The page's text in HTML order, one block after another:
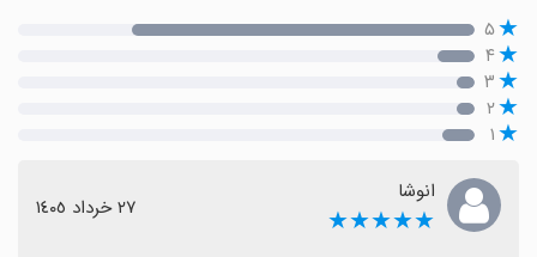
۵
۴
۳
۲
۱
انوشا
★★★★★ ٢٧ خرداد ١٤٠٥